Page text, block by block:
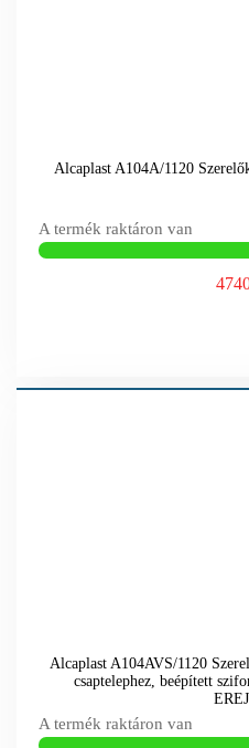
Alcaplast A104A/1120
A termék raktáron van
Alcaplast A104AVS/1120
csaptelephez, beépített
A termék raktáron van